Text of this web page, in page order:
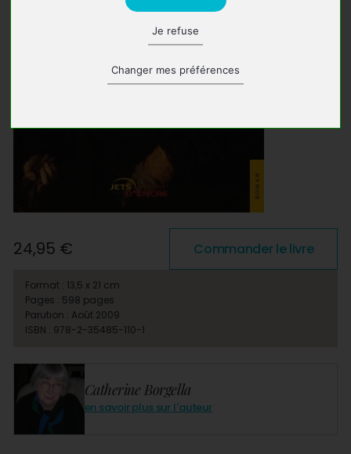
Je refuse
Changer mes préférences
Catherine Borgella
en savoir plus sur l'auteur
24,95 € Commander le livre
Format : 13,5 x 21 cm
Pages : 598 pages
Parution : Août 2009
ISBN : 978-2-35485-110-1